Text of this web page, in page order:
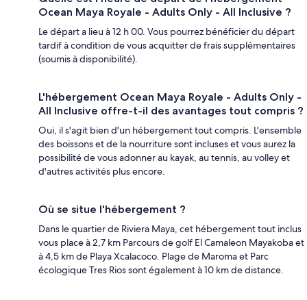
Ocean Maya Royale - Adults Only - All Inclusive ?
Le départ a lieu à 12 h 00. Vous pourrez bénéficier du départ
tardif à condition de vous acquitter de frais supplémentaires
(soumis à disponibilité).
L'hébergement Ocean Maya Royale - Adults Only -
All Inclusive offre-t-il des avantages tout compris ?
Oui, il s'agit bien d'un hébergement tout compris. L'ensemble
des boissons et de la nourriture sont incluses et vous aurez la
possibilité de vous adonner au kayak, au tennis, au volley et
d'autres activités plus encore.
Où se situe l'hébergement ?
Dans le quartier de Riviera Maya, cet hébergement tout inclus
vous place à 2,7 km Parcours de golf El Camaleon Mayakoba et
à 4,5 km de Playa Xcalacoco. Plage de Maroma et Parc
écologique Tres Rios sont également à 10 km de distance.